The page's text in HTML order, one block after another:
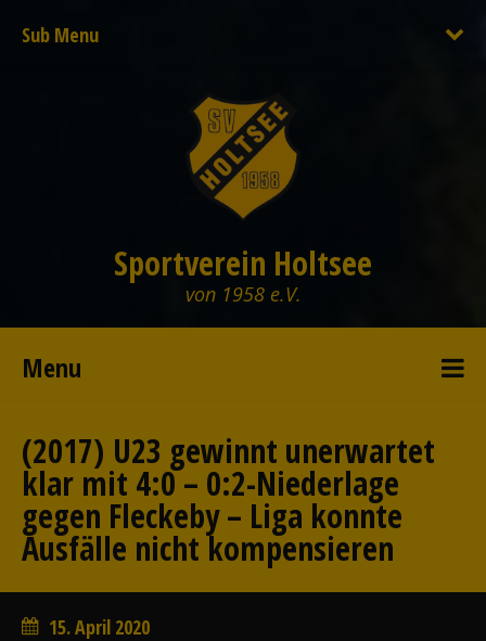
Sub Menu
Sportverein Holtsee
von 1958 e.V.
Menu
(2017) U23 gewinnt unerwartet
klar mit 4:0 – 0:2-Niederlage
gegen Fleckeby – Liga konnte
Ausfälle nicht kompensieren
15. April 2020